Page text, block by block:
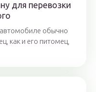
для перевозки
обычно
как и его питомец,